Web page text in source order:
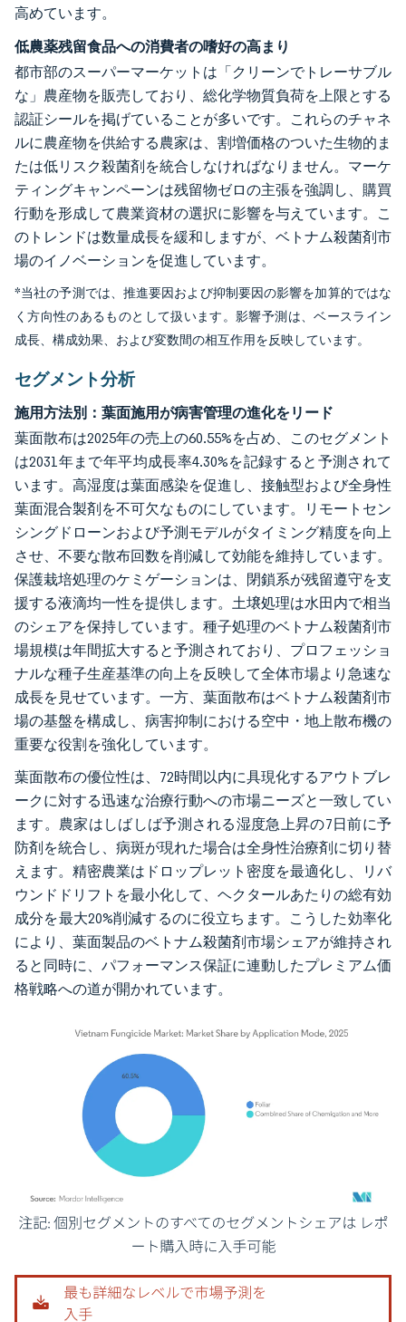
高めています。
低農薬残留食品への消費者の嗜好の高まり
都市部のスーパーマーケットは「クリーンでトレーサブル
な」農産物を販売しており、総化学物質負荷を上限とする
認証シールを掲げていることが多いです。これらのチャネ
ルに農産物を供給する農家は、割増価格のついた生物的ま
たは低リスク殺菌剤を統合しなければなりません。マーケ
ティングキャンペーンは残留物ゼロの主張を強調し、購買
行動を形成して農業資材の選択に影響を与えています。こ
のトレンドは数量成長を緩和しますが、ベトナム殺菌剤市
場のイノベーションを促進しています。
*当社の予測では、推進要因および抑制要因の影響を加算的ではな
く方向性のあるものとして扱います。影響予測は、ベースライン
成長、構成効果、および変数間の相互作用を反映しています。
セグメント分析
施用方法別：葉面施用が病害管理の進化をリード
葉面散布は2025年の売上の60.55%を占め、このセグメント
は2031年まで年平均成長率4.30%を記録すると予測されて
います。高湿度は葉面感染を促進し、接触型および全身性
葉面混合製剤を不可欠なものにしています。リモートセン
シングドローンおよび予測モデルがタイミング精度を向上
させ、不要な散布回数を削減して効能を維持しています。
保護栽培処理のケミゲーションは、閉鎖系が残留遵守を支
援する液滴均一性を提供します。土壌処理は水田内で相当
のシェアを保持しています。種子処理のベトナム殺菌剤市
場規模は年間拡大すると予測されており、プロフェッショ
ナルな種子生産基準の向上を反映して全体市場より急速な
成長を見せています。一方、葉面散布はベトナム殺菌剤市
場の基盤を構成し、病害抑制における空中・地上散布機の
重要な役割を強化しています。
葉面散布の優位性は、72時間以内に具現化するアウトブレ
ークに対する迅速な治療行動への市場ニーズと一致してい
ます。農家はしばしば予測される湿度急上昇の7日前に予
防剤を統合し、病斑が現れた場合は全身性治療剤に切り替
えます。精密農業はドロップレット密度を最適化し、リバ
ウンドドリフトを最小化して、ヘクタールあたりの総有効
成分を最大20%削減するのに役立ちます。こうした効率化
により、葉面製品のベトナム殺菌剤市場シェアが維持され
ると同時に、パフォーマンス保証に連動したプレミアム価
格戦略への道が開かれています。
画像 © Mordor Intelligence。再利用にはCC BY 4.0の表示が必要です。